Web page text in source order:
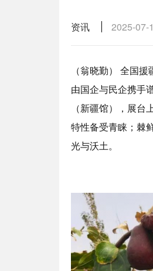
资讯 2025-07-
（翁晓勤） 全国
由国企与民企携手
（新疆馆），展
特性备受青睐；棘
光与沃土。